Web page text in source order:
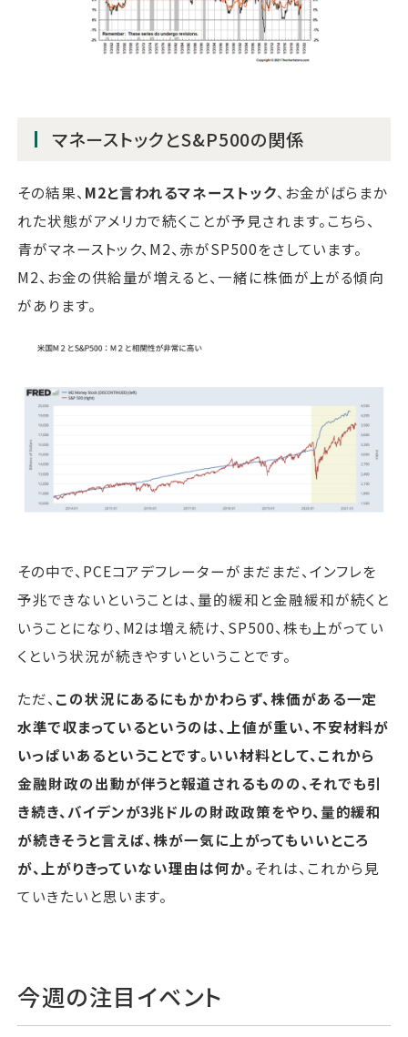
マネーストックとS&P500の関係
その結果、 M2と言われるマネーストック、お金がばらまか
れた状態がアメリカで続くことが予見されます。こちら、
青がマネーストック、M2、赤がSP500をさしています。
M2、お金の供給量が増えると、一緒に株価が上がる傾向
があります。
その中で、PCEコアデフレーターがまだまだ、インフレを
予兆できないということは、量的緩和と金融緩和が続くと
いうことになり、M2は増え続け、SP500、株も上がってい
くという状況が続きやすいということです。
ただ、 この状況にあるにもかかわらず、株価がある一定
水準で収まっているというのは、上値が重い、不安材料が
いっぱいあるということです。いい材料として、これから
金融財政の出動が伴うと報道されるものの、それでも引
き続き、バイデンが3兆ドルの財政政策をやり、量的緩和
が続きそうと言えば、株が一気に上がってもいいところ
が、上がりきっていない理由は何か。 それは、これから見
ていきたいと思います。
今週の注目イベント